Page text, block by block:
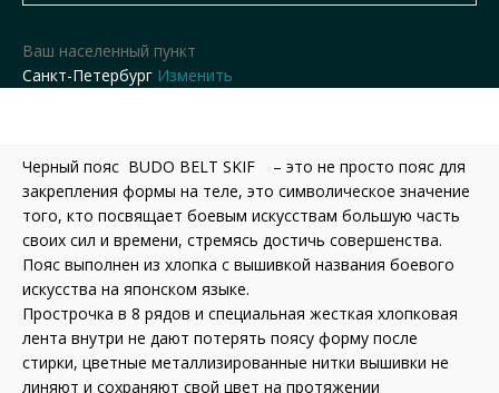
Ваш населенный пункт
Санкт-Петербург Изменить
Черный пояс BUDO BELT SKIF – это не просто пояс для
закрепления формы на теле, это символическое значение
того, кто посвящает боевым искусствам большую часть
своих сил и времени, стремясь достичь совершенства.
Пояс выполнен из хлопка с вышивкой названия боевого
искусства на японском языке.
Прострочка в 8 рядов и специальная жесткая хлопковая
лента внутри не дают потерять поясу форму после
стирки, цветные металлизированные нитки вышивки не
линяют и сохраняют свой цвет на протяжении